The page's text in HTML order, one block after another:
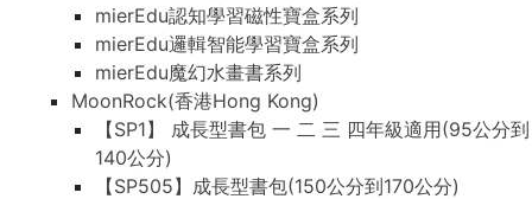
mierEdu認知學習磁性寶盒系列
mierEdu邏輯智能學習寶盒系列
mierEdu魔幻水畫書系列
MoonRock(香港Hong Kong)
【SP1】 成長型書包 一 二 三 四年級適用(95公分到
140公分)
【SP505】成長型書包(150公分到170公分)